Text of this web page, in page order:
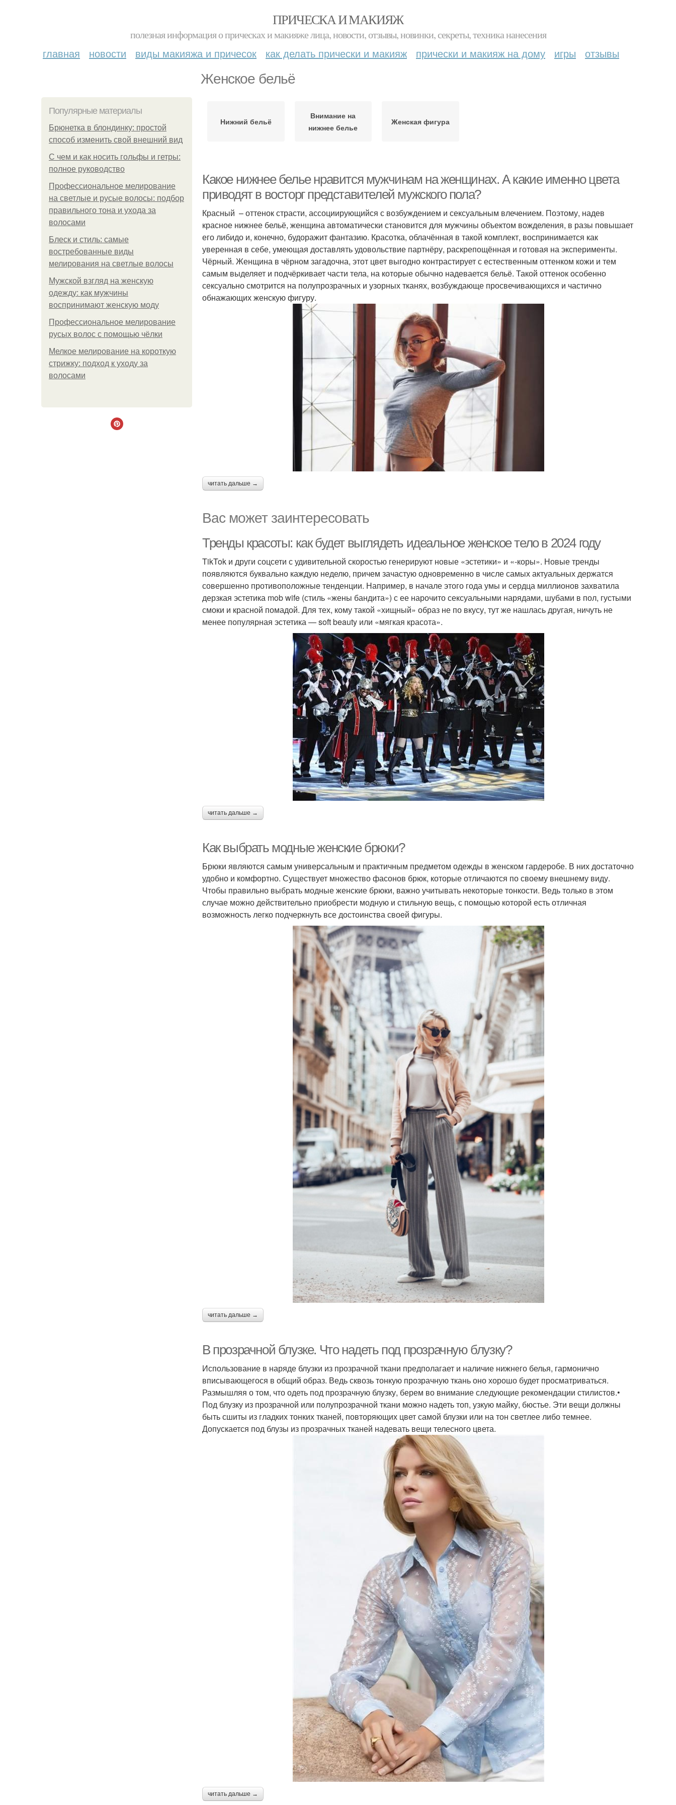
ПРИЧЕСКА И МАКИЯЖ
полезная информация о прическах и макияже лица, новости, отзывы, новинки, секреты, техника нанесения
главная новости виды макияжа и причесок как делать прически и макияж прически и макияж на дому игры отзывы
Женское бельё
Популярные материалы
Брюнетка в блондинку: простой
способ изменить свой внешний вид
С чем и как носить гольфы и гетры:
полное руководство
Профессиональное мелирование
на светлые и русые волосы: подбор
правильного тона и ухода за
волосами
Блеск и стиль: самые
востребованные виды
мелирования на светлые волосы
Мужской взгляд на женскую
одежду: как мужчины
воспринимают женскую моду
Профессиональное мелирование
русых волос с помощью чёлки
Мелкое мелирование на короткую
стрижку: подход к уходу за
волосами
Нижний бельё
Внимание на
нижнее белье
Женская фигура
Какое нижнее белье нравится мужчинам на женщинах. А какие именно цвета
приводят в восторг представителей мужского пола?
Красный – оттенок страсти, ассоциирующийся с возбуждением и сексуальным влечением. Поэтому, надев
красное нижнее бельё, женщина автоматически становится для мужчины объектом вожделения, в разы повышает
его либидо и, конечно, будоражит фантазию. Красотка, облачённая в такой комплект, воспринимается как
уверенная в себе, умеющая доставлять удовольствие партнёру, раскрепощённая и готовая на эксперименты.
Чёрный. Женщина в чёрном загадочна, этот цвет выгодно контрастирует с естественным оттенком кожи и тем
самым выделяет и подчёркивает части тела, на которые обычно надевается бельё. Такой оттенок особенно
сексуально смотрится на полупрозрачных и узорных тканях, возбуждающе просвечивающихся и частично
обнажающих женскую фигуру.
читать дальше →
Вас может заинтересовать
Тренды красоты: как будет выглядеть идеальное женское тело в 2024 году
TikTok и други соцсети с удивительной скоростью генерируют новые «эстетики» и «-коры». Новые тренды
появляются буквально каждую неделю, причем зачастую одновременно в числе самых актуальных держатся
совершенно противоположные тенденции. Например, в начале этого года умы и сердца миллионов захватила
дерзкая эстетика mob wife (стиль «жены бандита») с ее нарочито сексуальными нарядами, шубами в пол, густыми
смоки и красной помадой. Для тех, кому такой «хищный» образ не по вкусу, тут же нашлась другая, ничуть не
менее популярная эстетика — soft beauty или «мягкая красота».
читать дальше →
Как выбрать модные женские брюки?
Брюки являются самым универсальным и практичным предметом одежды в женском гардеробе. В них достаточно
удобно и комфортно. Существует множество фасонов брюк, которые отличаются по своему внешнему виду.
Чтобы правильно выбрать модные женские брюки, важно учитывать некоторые тонкости. Ведь только в этом
случае можно действительно приобрести модную и стильную вещь, с помощью которой есть отличная
возможность легко подчеркнуть все достоинства своей фигуры.
читать дальше →
В прозрачной блузке. Что надеть под прозрачную блузку?
Использование в наряде блузки из прозрачной ткани предполагает и наличие нижнего белья, гармонично
вписывающегося в общий образ. Ведь сквозь тонкую прозрачную ткань оно хорошо будет просматриваться.
Размышляя о том, что одеть под прозрачную блузку, берем во внимание следующие рекомендации стилистов.•
Под блузку из прозрачной или полупрозрачной ткани можно надеть топ, узкую майку, бюстье. Эти вещи должны
быть сшиты из гладких тонких тканей, повторяющих цвет самой блузки или на тон светлее либо темнее.
Допускается под блузы из прозрачных тканей надевать вещи телесного цвета.
читать дальше →